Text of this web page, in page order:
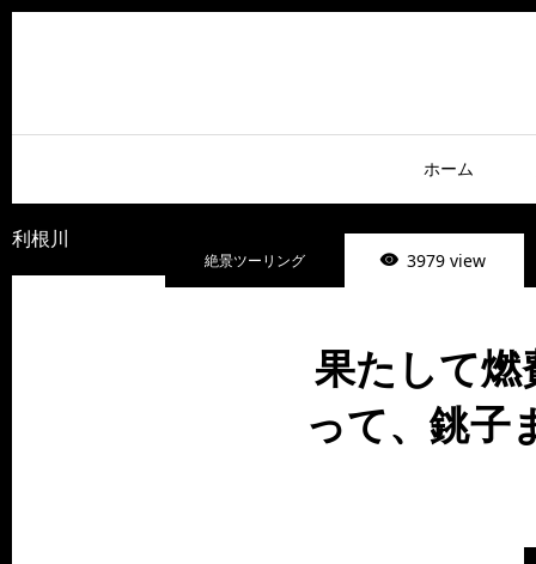
ホーム
利根川
絶景ツーリング
3979 view
果たして
って、銚子